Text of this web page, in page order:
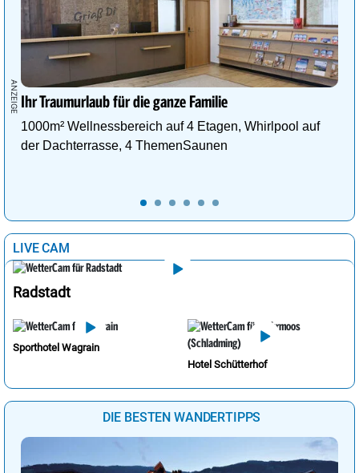
Ihr Traumurlaub für die ganze Familie
1000m² Wellnessbereich auf 4 Etagen, Whirlpool auf
der Dachterrasse, 4 ThemenSaunen
LIVE CAM
Radstadt
Sporthotel Wagrain
Hotel Schütterhof
DIE BESTEN WANDERTIPPS